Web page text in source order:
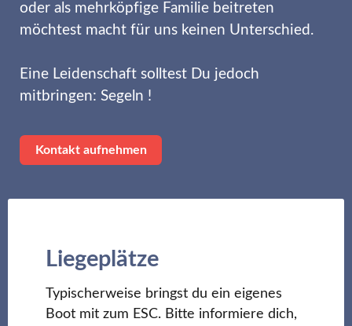
oder als mehrköpfige Familie beitreten
möchtest macht für uns keinen Unterschied.
Eine Leidenschaft solltest Du jedoch
mitbringen: Segeln !
Kontakt aufnehmen
Liegeplätze
Typischerweise bringst du ein eigenes
Boot mit zum ESC. Bitte informiere dich,